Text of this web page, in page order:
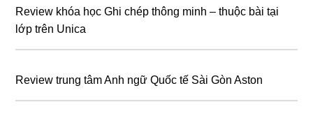
Review khóa học Ghi chép thông minh – thuộc bài tại
lớp trên Unica
Review trung tâm Anh ngữ Quốc tế Sài Gòn Aston